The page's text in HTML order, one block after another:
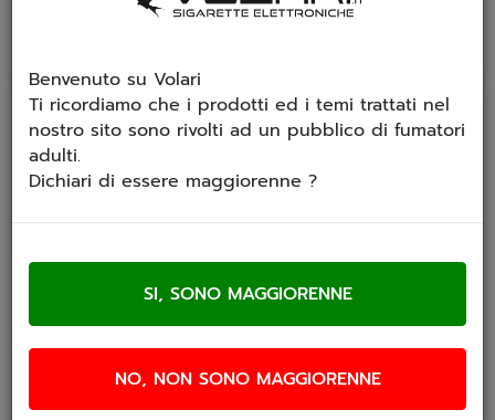
Aroma Vapurì Don
Gusto: Mela, Melone e
Ghiaccio Produttore: Vapurì
Aroma Vapurì Don
Gusto: Dessert al Cocco e
frutta secca Produttore:
Benvenuto su Volari
Ti ricordiamo che i prodotti ed i temi trattati nel
nostro sito sono rivolti ad un pubblico di fumatori
adulti.
Dichiari di essere maggiorenne ?
NO, NON SONO MAGGIORENNE